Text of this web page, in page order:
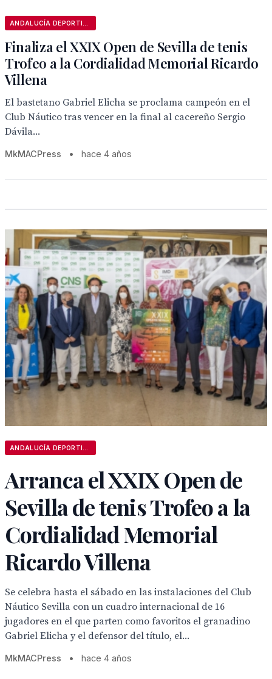
Finaliza el XXIX Open de Sevilla de tenis
Trofeo a la Cordialidad Memorial Ricardo
Villena
El bastetano Gabriel Elicha se proclama campeón en el
Club Náutico tras vencer en la final al cacereño Sergio
Dávila...
MkMACPress • hace 4 años
Arranca el XXIX Open de
Sevilla de tenis Trofeo a la
Cordialidad Memorial
Ricardo Villena
Se celebra hasta el sábado en las instalaciones del Club
Náutico Sevilla con un cuadro internacional de 16
jugadores en el que parten como favoritos el granadino
Gabriel Elicha y el defensor del título, el...
MkMACPress • hace 4 años